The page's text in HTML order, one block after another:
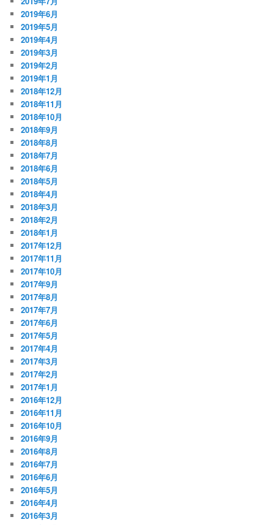
2019年6月
2019年5月
2019年4月
2019年3月
2019年2月
2019年1月
2018年12月
2018年11月
2018年10月
2018年9月
2018年8月
2018年7月
2018年6月
2018年5月
2018年4月
2018年3月
2018年2月
2018年1月
2017年12月
2017年11月
2017年10月
2017年9月
2017年8月
2017年7月
2017年6月
2017年5月
2017年4月
2017年3月
2017年2月
2017年1月
2016年12月
2016年11月
2016年10月
2016年9月
2016年8月
2016年7月
2016年6月
2016年5月
2016年4月
2016年3月